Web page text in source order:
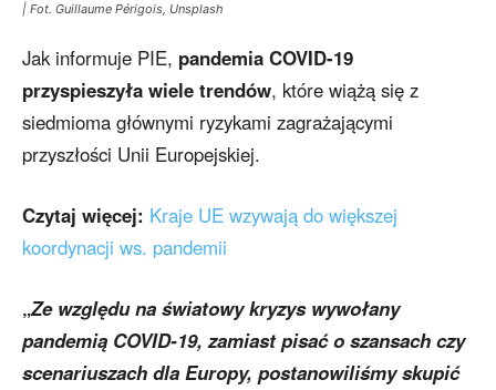
| Fot. Guillaume Périgois, Unsplash
Jak informuje PIE, pandemia COVID-19
przyspieszyła wiele trendów, które wiążą się z
siedmioma głównymi ryzykami zagrażającymi
przyszłości Unii Europejskiej.
Czytaj więcej: Kraje UE wzywają do większej
koordynacji ws. pandemii
„Ze względu na światowy kryzys wywołany
pandemią COVID-19, zamiast pisać o szansach czy
scenariuszach dla Europy, postanowiliśmy skupić